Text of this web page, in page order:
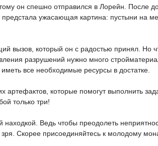
он спешно отправился в Лорейн. После
ужасающая картина: пустыни на
вызов, который он с радостью принял.
разрушений нужно много
все необходимые ресурсы в достатке.
артефактов, которые помогут выполнить
только три!
находкой. Ведь чтобы преодолеть
Скорее присоединяйтесь к молодому